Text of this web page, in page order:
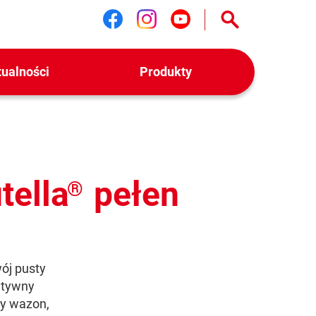
Śledź nas na facebook
Śledź nas na
Śledź nas na
Produkty
® pełen
pusty
wazon,